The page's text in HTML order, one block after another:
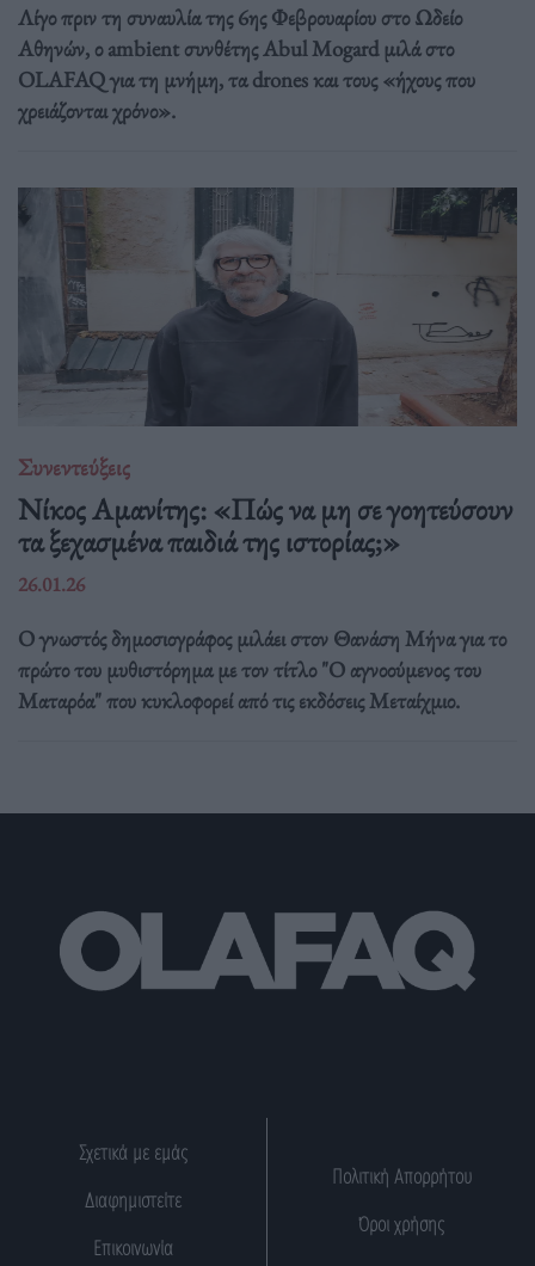
Λίγο πριν τη συναυλία της 6ης Φεβρουαρίου στο Ωδείο
Αθηνών, ο ambient συνθέτης Abul Mogard μιλά στο
OLAFAQ για τη μνήμη, τα drones και τους «ήχους που
χρειάζονται χρόνο».
Συνεντεύξεις
Νίκος Αμανίτης: «Πώς να μη σε γοητεύσουν
τα ξεχασμένα παιδιά της ιστορίας;»
26.01.26
Ο γνωστός δημοσιογράφος μιλάει στον Θανάση Μήνα για το
πρώτο του μυθιστόρημα με τον τίτλο "Ο αγνοούμενος του
Ματαρόα" που κυκλοφορεί από τις εκδόσεις Μεταίχμιο.
Σχετικά με εμάς
Διαφημιστείτε
Επικοινωνία
Πολιτική Απορρήτου
Όροι χρήσης